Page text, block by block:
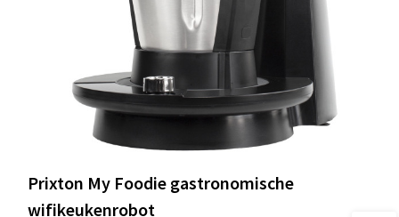
Prixton My Foodie gastronomische
wifikeukenrobot